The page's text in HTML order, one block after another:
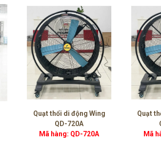
Quạt thổi di động Wing
QD-720A
Mã hàng: QD-720A
Quạt
Mã